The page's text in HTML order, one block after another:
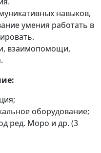
навыков,
умения работать в
взаимопомощи,
оборудование;
ред. Моро и др. (3